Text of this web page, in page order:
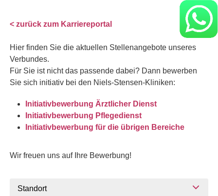
< zurück zum Karriereportal
Hier finden Sie die aktuellen Stellenangebote unseres
Verbundes.
Für Sie ist nicht das passende dabei? Dann bewerben
Sie sich initiativ bei den Niels-Stensen-Kliniken:
Initiativbewerbung Ärztlicher Dienst
Initiativbewerbung Pflegedienst
Initiativbewerbung für die übrigen Bereiche
Wir freuen uns auf Ihre Bewerbung!
Standort